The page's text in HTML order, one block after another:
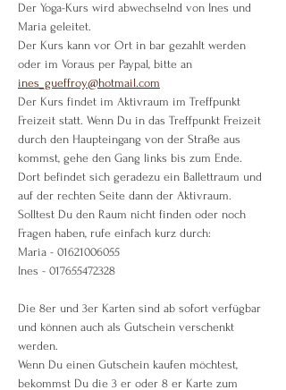
Der Yoga-Kurs wird abwechselnd von Ines und
Maria geleitet.
Der Kurs kann vor Ort in bar gezahlt werden
oder im Voraus per Paypal, bitte an
ines_gueffroy@hotmail.com
Der Kurs findet im Aktivraum im Treffpunkt
Freizeit statt. Wenn Du in das Treffpunkt Freizeit
durch den Haupteingang von der Straße aus
kommst, gehe den Gang links bis zum Ende.
Dort befindet sich geradezu ein Ballettraum und
auf der rechten Seite dann der Aktivraum.
Solltest Du den Raum nicht finden oder noch
Fragen haben, rufe einfach kurz durch:
Maria - 01621006055
Ines - 017655472328
Die 8er und 3er Karten sind ab sofort verfügbar
und können auch als Gutschein verschenkt
werden.
Wenn Du einen Gutschein kaufen möchtest,
bekommst Du die 3 er oder 8 er Karte zum